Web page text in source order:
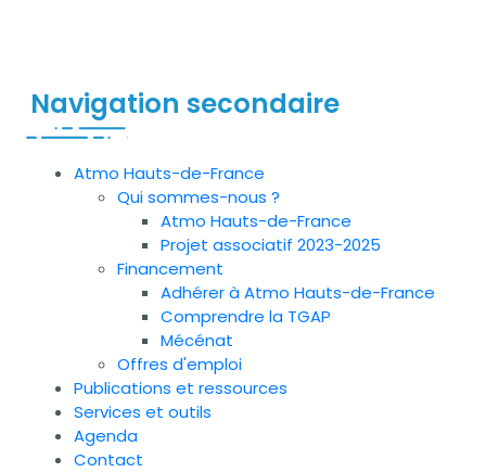
Navigation secondaire
Atmo Hauts-de-France
Qui sommes-nous ?
Atmo Hauts-de-France
Projet associatif 2023-2025
Financement
Adhérer à Atmo Hauts-de-France
Comprendre la TGAP
Mécénat
Offres d'emploi
Publications et ressources
Services et outils
Agenda
Contact